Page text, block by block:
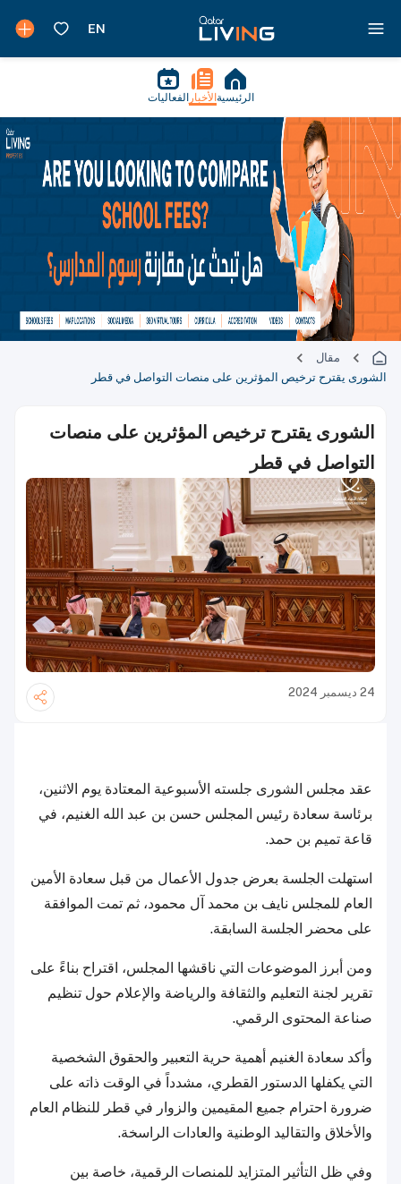
الرئيسية الأخبار الفعاليات
مقال
الشورى يقترح ترخيص المؤثرين على منصات التواصل في قطر
الشورى يقترح ترخيص المؤثرين على منصات
التواصل في قطر
24 ديسمبر 2024
عقد مجلس الشورى جلسته الأسبوعية المعتادة يوم الاثنين،
برئاسة سعادة رئيس المجلس حسن بن عبد الله الغنيم، في
قاعة تميم بن حمد.
استهلت الجلسة بعرض جدول الأعمال من قبل سعادة الأمين
العام للمجلس نايف بن محمد آل محمود، ثم تمت الموافقة
على محضر الجلسة السابقة.
ومن أبرز الموضوعات التي ناقشها المجلس، اقتراح بناءً على
تقرير لجنة التعليم والثقافة والرياضة والإعلام حول تنظيم
صناعة المحتوى الرقمي.
وأكد سعادة الغنيم أهمية حرية التعبير والحقوق الشخصية
التي يكفلها الدستور القطري، مشدداً في الوقت ذاته على
ضرورة احترام جميع المقيمين والزوار في قطر للنظام العام
والأخلاق والتقاليد الوطنية والعادات الراسخة.
وفي ظل التأثير المتزايد للمنصات الرقمية، خاصة بين